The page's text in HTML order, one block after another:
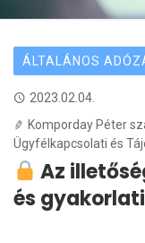
ÁLTALÁNOS
2023.02.04.
Komporday Péter
Ügyfélkapcsolati és
Az
és